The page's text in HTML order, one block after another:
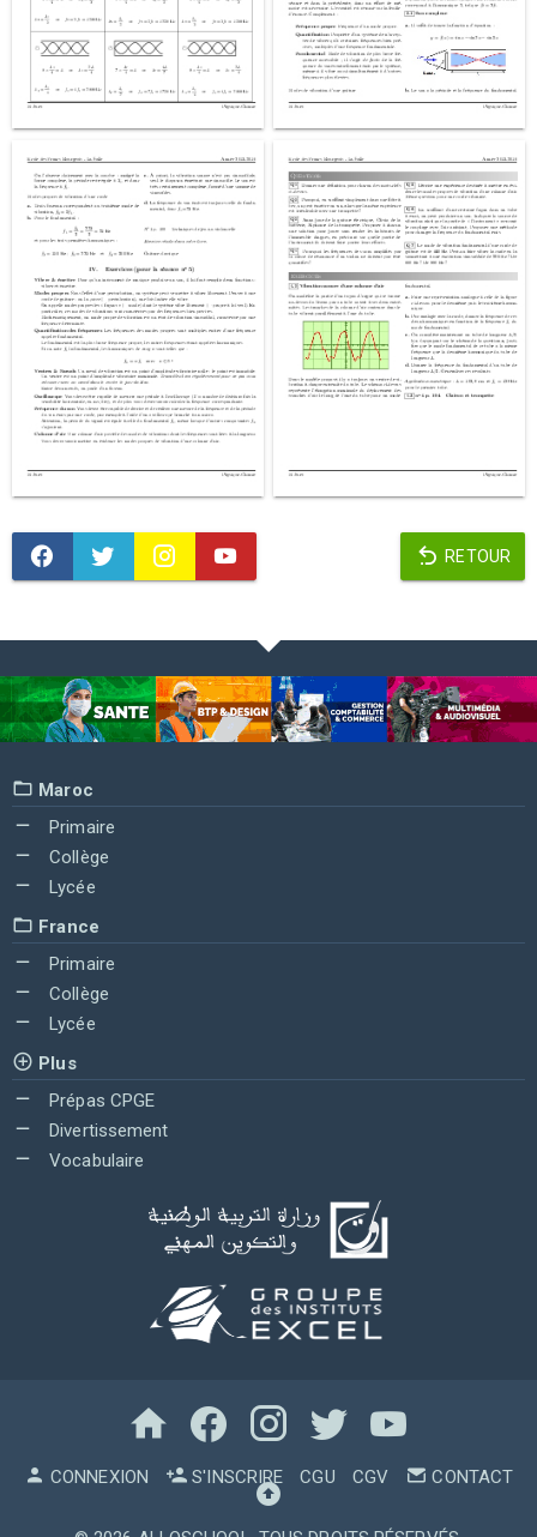
RETOUR
Maroc
Primaire
Collège
Lycée
France
Primaire
Collège
Lycée
Plus
Prépas CPGE
Divertissement
Vocabulaire
CONNEXION S'INSCRIRE CGU CGV CONTACT